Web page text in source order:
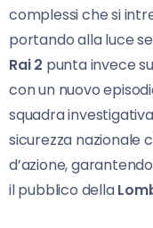
complessi che si
portando alla luce
Rai 2 punta invece
con un nuovo
squadra
sicurezza nazionale
d’azione,
il pubblico della